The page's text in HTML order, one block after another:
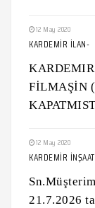
12 May 2020
KARDEMİR İLAN-
FİLMAŞİN
12 May 2020
KARDEMİR
21.7.2026